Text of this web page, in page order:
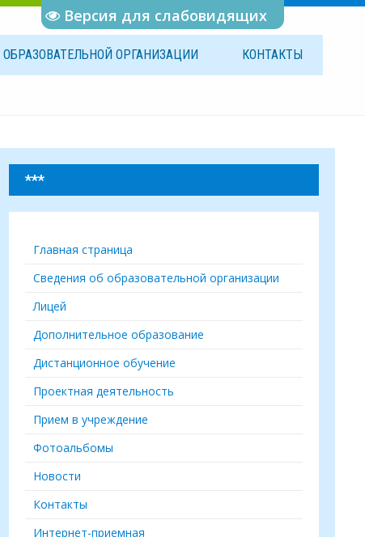
Версия для слабовидящих
ОБРАЗОВАТЕЛЬНОЙ ОРГАНИЗАЦИИ КОНТАКТЫ
***
Главная страница
Сведения об образовательной организации
Лицей
Дополнительное образование
Дистанционное обучение
Проектная деятельность
Прием в учреждение
Фотоальбомы
Новости
Контакты
Интернет-приемная